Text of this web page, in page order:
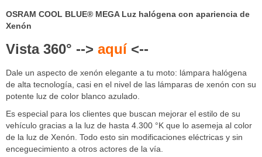
OSRAM COOL BLUE® MEGA Luz halógena con apariencia de
Xenón
Vista 360° --> aquí<--
Dale un aspecto de xenón elegante a tu moto: lámpara halógena
de alta tecnología, casi en el nivel de las lámparas de xenón con su
potente luz de color blanco azulado.
Es especial para los clientes que buscan mejorar el estilo de su
vehículo gracias a la luz de hasta 4.300 °K que lo asemeja al color
de la luz de Xenón. Todo esto sin modificaciones eléctricas y sin
enceguecimiento a otros actores de la vía.